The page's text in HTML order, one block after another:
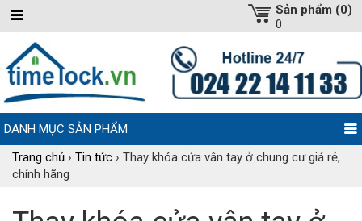
Sản phẩm (0)
0
DANH MỤC SẢN PHẨM
Trang chủ › Tin tức › Thay khóa cửa vân tay ở chung cư giá rẻ,
chính hãng